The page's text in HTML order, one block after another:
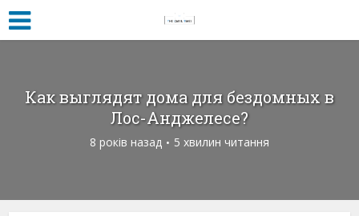
Как выглядят дома для бездомных в
Лос-Анджелесе?
8 років назад 5 хвилин читання